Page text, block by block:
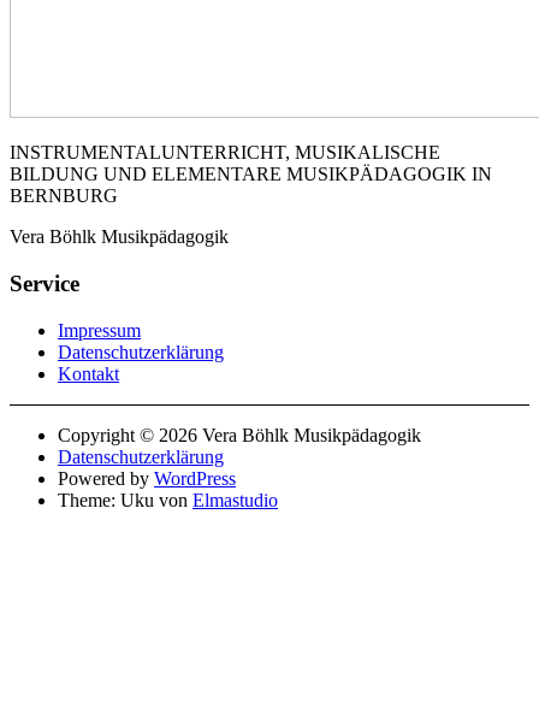
INSTRUMENTALUNTERRICHT, MUSIKALISCHE
BILDUNG UND ELEMENTARE MUSIKPÄDAGOGIK IN
BERNBURG
Vera Böhlk Musikpädagogik
Service
Impressum
Datenschutzerklärung
Kontakt
Copyright © 2026 Vera Böhlk Musikpädagogik
Datenschutzerklärung
Powered by WordPress
Theme: Uku von Elmastudio